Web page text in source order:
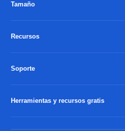
Tamaño
Recursos
Soporte
Herramientas y recursos gratis